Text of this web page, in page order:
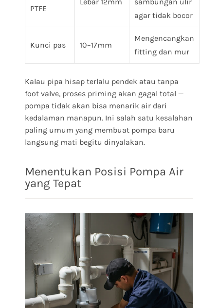
PTFE
agar tidak bocor
Kunci pas 10–17mm
Mengencangkan
fitting dan mur
Kalau pipa hisap terlalu pendek atau tanpa
foot valve, proses priming akan gagal total —
pompa tidak akan bisa menarik air dari
kedalaman manapun. Ini salah satu kesalahan
paling umum yang membuat pompa baru
langsung mati begitu dinyalakan.
Menentukan Posisi Pompa Air
yang Tepat